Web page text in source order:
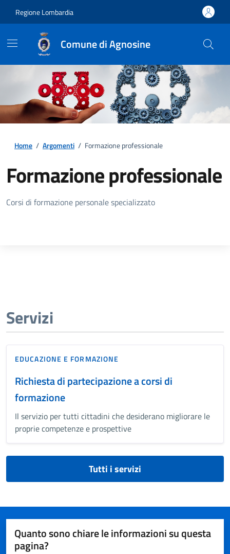
Regione Lombardia
Comune di Agnosine
Home / Argomenti / Formazione professionale
Formazione professionale
Dettagli della notizia
Corsi di formazione personale specializzato
Servizi
EDUCAZIONE E FORMAZIONE
Richiesta di partecipazione a corsi di
formazione
Il servizio per tutti cittadini che desiderano migliorare le
proprie competenze e prospettive
Tutti i servizi
Quanto sono chiare le informazioni su questa
pagina?